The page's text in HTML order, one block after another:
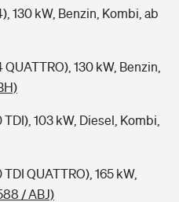
130 kW, Benzin, Kombi, ab
130 kW, Benzin,
103 kW, Diesel, Kombi,
QUATTRO), 165 kW,
/ ABJ)